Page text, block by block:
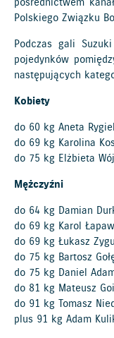
pośrednictwem
Polskiego Związku
Podczas gali
pojedynków
następujących
Kobiety
do 60 kg Aneta
do 69 kg Karolina
do 75 kg Elżbieta
Mężczyźni
do 64 kg Damian
do 69 kg Karol
do 69 kg Łukasz
do 75 kg Bartosz
do 75 kg Daniel
do 81 kg Mateusz
do 91 kg Tomasz
plus 91 kg Adam